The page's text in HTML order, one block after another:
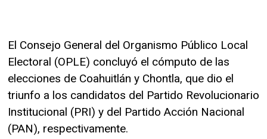
El Consejo General del Organismo Público Local
Electoral (OPLE) concluyó el cómputo de las
elecciones de Coahuitlán y Chontla, que dio el
triunfo a los candidatos del Partido Revolucionario
Institucional (PRI) y del Partido Acción Nacional
(PAN), respectivamente.